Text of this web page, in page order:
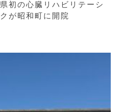
初の心臓リハビリテーシ
が昭和町に開院